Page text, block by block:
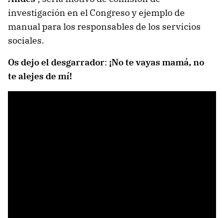
investigación en el Congreso y ejemplo de
manual para los responsables de los servicios
sociales.
Os dejo el desgarrador: ¡No te vayas mamá, no
te alejes de mí!